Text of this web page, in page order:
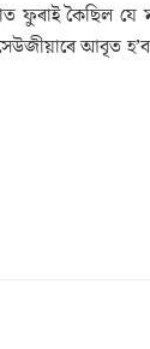
ফুৰাই কৈছিল যে
আবৃত